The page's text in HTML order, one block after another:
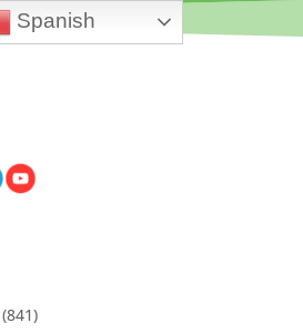
(841)
Spanish